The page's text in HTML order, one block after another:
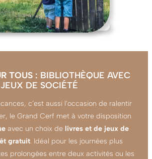
TOUS : BIBLIOTHÈQUE AVEC
JEUX DE SOCIÉTÉ
c’est aussi l’occasion de ralentir
le Grand Cerf met à votre disposition
avec un choix de livres et de jeux de
gratuit. Idéal pour les journées plus
prolongées entre deux activités ou les